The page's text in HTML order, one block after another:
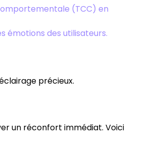
(TCC) en
émotions des utilisateurs.
précieux.
un réconfort immédiat. Voici